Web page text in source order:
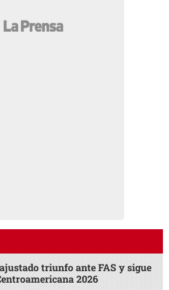
triunfo ante FAS y sigue
2026